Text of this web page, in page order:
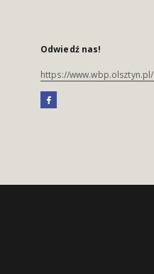
Odwiedź nas!
https://www.wbp.olsztyn.pl/